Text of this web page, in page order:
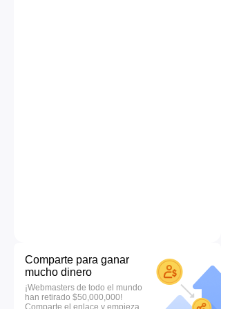
Comparte para ganar
mucho dinero
¡Webmasters de todo el mundo
han retirado $50,000,000!
Comparte el enlace y empieza